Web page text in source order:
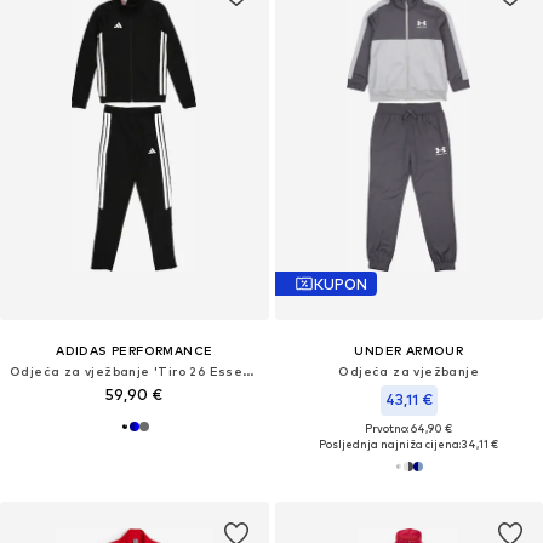
ADIDAS PERFORMANCE
Odjeća za vježbanje 'Tiro 26 Essentials'
59,90 €
KUPON
UNDER ARMOUR
Odjeća za vježbanje
43,11 €
Prvotno: 64,90 €
Posljednja najniža cijena:34,11 €